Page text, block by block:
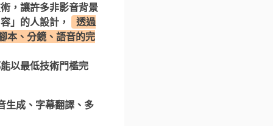
，讓許多非影音背景
」的人設計，
透過
本、分鏡、語音的完
以最低技術門檻完
生成、字幕翻譯、多